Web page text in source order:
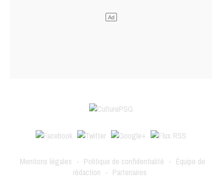
Mentions légales - Politique de confidentialité - Équipe de
rédaction - Partenaires